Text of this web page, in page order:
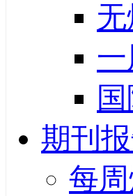
期刊
每